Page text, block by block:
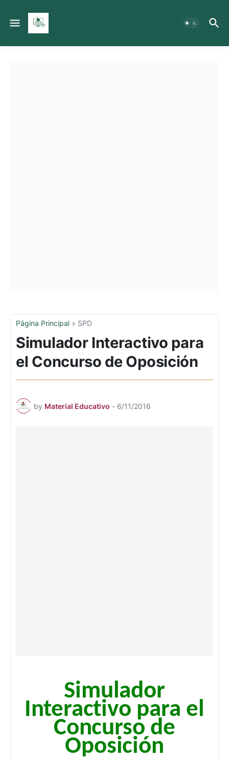
Página Principal SPD
Simulador Interactivo para
el Concurso de Oposición
by Material Educativo - 6/11/2016
Simulador
Interactivo para el
Concurso de
Oposición